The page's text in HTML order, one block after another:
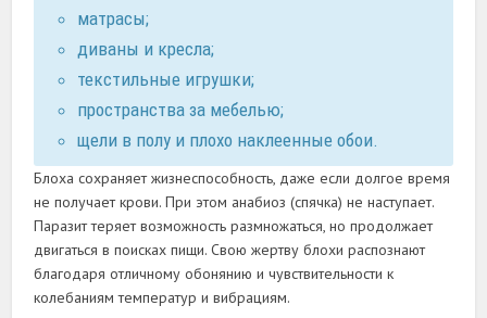
матрасы;
диваны и кресла;
текстильные игрушки;
пространства за мебелью;
щели в полу и плохо наклеенные обои.
Блоха сохраняет жизнеспособность, даже если долгое время
не получает крови. При этом анабиоз (спячка) не наступает.
Паразит теряет возможность размножаться, но продолжает
двигаться в поисках пищи. Свою жертву блохи распознают
благодаря отличному обонянию и чувствительности к
колебаниям температур и вибрациям.